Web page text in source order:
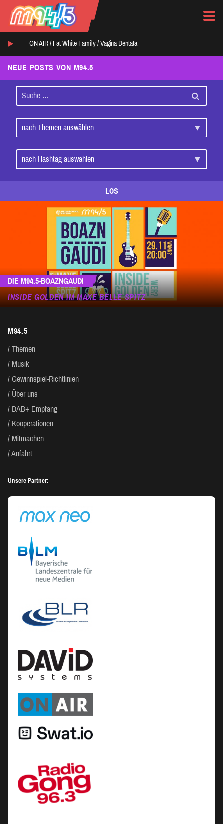
ON AIR / Fat White Family / Vagina Dentata
NEUE POSTS VON M94.5
LOS
DIE M94.5-BOAZNGAUDI
INSIDE GOLDEN IM MAXE BELLE SPITZ
M94.5
Themen
Musik
Gewinnspiel-Richtlinien
Über uns
DAB+ Empfang
Kooperationen
Mitmachen
Anfahrt
Unsere Partner: